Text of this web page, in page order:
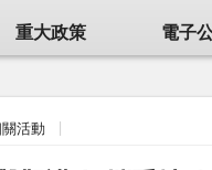
重大政策 電子
活動